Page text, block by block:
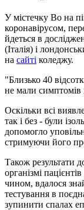
У містечку Во на
коронавірусом,
йдеться в
(Італія) і
на сайті коледжу.
"Близько 40
не мали симптомів
Оскільки всі
так і без - були
допомогло
стримуючи його
Також результати
організмі
чином, вдалося
тестування в
зупинити спалах